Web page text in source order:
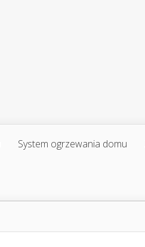
System ogrzewania domu